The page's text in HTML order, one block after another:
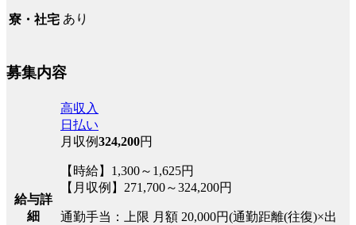
寮・社宅 あり
募集内容
給与詳
細
高収入
日払い
月収例324,200円
【時給】1,300～1,625円
【月収例】271,700～324,200円
通勤手当：上限 月額 20,000円(通勤距離(往復)×出